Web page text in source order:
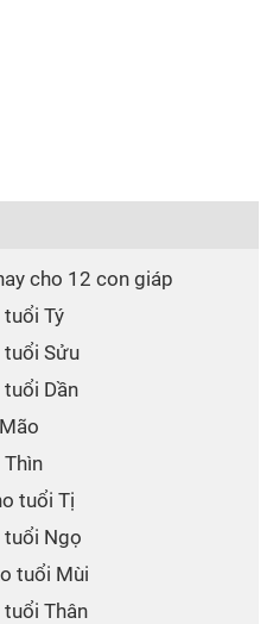
cho 12 con giáp
tuổi Tý
tuổi Sửu
Dần
tuổi Tị
tuổi Ngọ
tuổi Mùi
Thân